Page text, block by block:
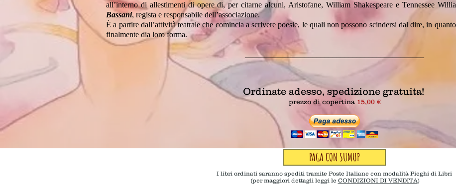
all’interno di allestimenti di opere di, per citarne alcuni, Aristofane, William Shakespeare e Tennessee
Bassani, regista e responsabile dell’associazione.
È a partire dall’attività teatrale che comincia a scrivere poesie, le quali non possono scindersi dal dire, in
finalmente dia loro forma.
_____________________________________________
PAGA CON SUMUP
Ordinate adesso, spedizione gratuita!
prezzo di copertina 15,00 €
I libri ordinati saranno spediti tramite Poste Italiane con modalità Pieghi di Libri
(per maggiori dettagli leggi le CONDIZIONI DI VENDITA)